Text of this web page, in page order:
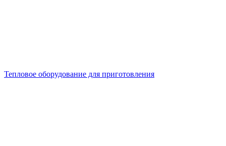
Тепловое оборудование для приготовления